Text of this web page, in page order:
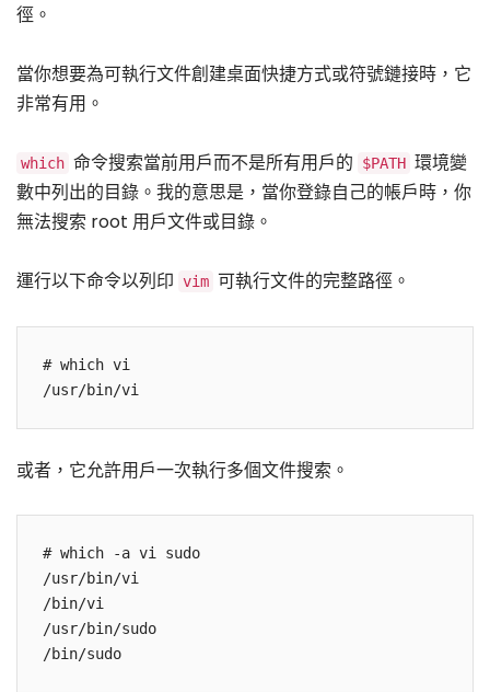
徑。
當你想要為可執行文件創建桌面快捷方式或符號鏈接時，它
非常有用。
which 命令搜索當前用戶而不是所有用戶的 $PATH 環境變
數中列出的目錄。我的意思是，當你登錄自己的帳戶時，你
無法搜索 root 用戶文件或目錄。
運行以下命令以列印 vim 可執行文件的完整路徑。
# which vi
/usr/bin/vi
或者，它允許用戶一次執行多個文件搜索。
# which -a vi sudo
/usr/bin/vi
/bin/vi
/usr/bin/sudo
/bin/sudo